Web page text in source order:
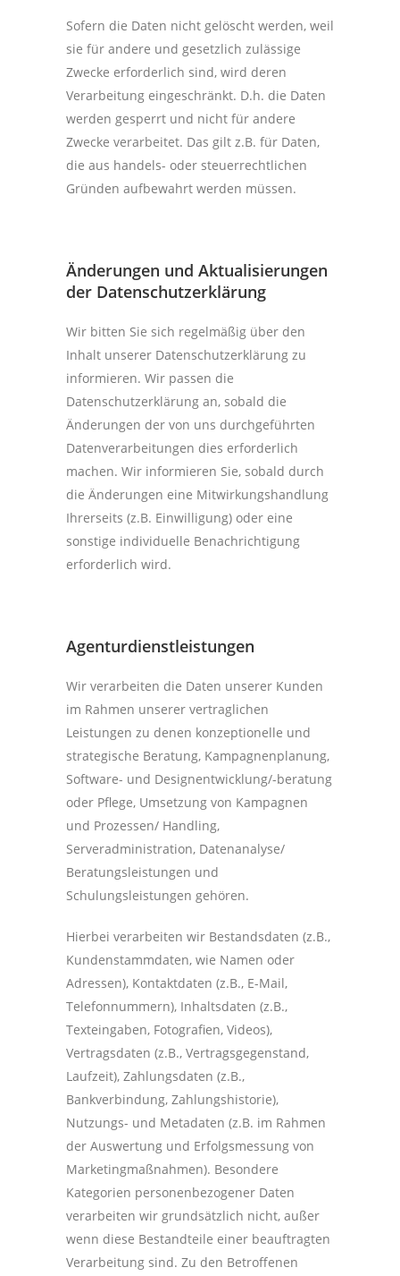
Sofern die Daten nicht gelöscht werden, weil
sie für andere und gesetzlich zulässige
Zwecke erforderlich sind, wird deren
Verarbeitung eingeschränkt. D.h. die Daten
werden gesperrt und nicht für andere
Zwecke verarbeitet. Das gilt z.B. für Daten,
die aus handels- oder steuerrechtlichen
Gründen aufbewahrt werden müssen.
Änderungen und Aktualisierungen
der Datenschutzerklärung
Wir bitten Sie sich regelmäßig über den
Inhalt unserer Datenschutzerklärung zu
informieren. Wir passen die
Datenschutzerklärung an, sobald die
Änderungen der von uns durchgeführten
Datenverarbeitungen dies erforderlich
machen. Wir informieren Sie, sobald durch
die Änderungen eine Mitwirkungshandlung
Ihrerseits (z.B. Einwilligung) oder eine
sonstige individuelle Benachrichtigung
erforderlich wird.
Agenturdienstleistungen
Wir verarbeiten die Daten unserer Kunden
im Rahmen unserer vertraglichen
Leistungen zu denen konzeptionelle und
strategische Beratung, Kampagnenplanung,
Software- und Designentwicklung/-beratung
oder Pflege, Umsetzung von Kampagnen
und Prozessen/ Handling,
Serveradministration, Datenanalyse/
Beratungsleistungen und
Schulungsleistungen gehören.
Hierbei verarbeiten wir Bestandsdaten (z.B.,
Kundenstammdaten, wie Namen oder
Adressen), Kontaktdaten (z.B., E-Mail,
Telefonnummern), Inhaltsdaten (z.B.,
Texteingaben, Fotografien, Videos),
Vertragsdaten (z.B., Vertragsgegenstand,
Laufzeit), Zahlungsdaten (z.B.,
Bankverbindung, Zahlungshistorie),
Nutzungs- und Metadaten (z.B. im Rahmen
der Auswertung und Erfolgsmessung von
Marketingmaßnahmen). Besondere
Kategorien personenbezogener Daten
verarbeiten wir grundsätzlich nicht, außer
wenn diese Bestandteile einer beauftragten
Verarbeitung sind. Zu den Betroffenen